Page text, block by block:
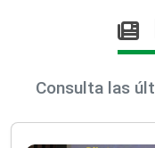
Consulta las